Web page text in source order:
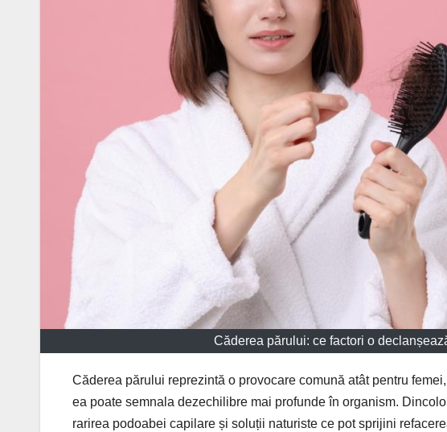
Căderea părului: ce factori o
Căderea părului reprezintă o provocare comună atât pentru
ea poate semnala dezechilibre mai profunde în organism.
rarirea podoabei capilare și soluții naturiste ce pot sprijini